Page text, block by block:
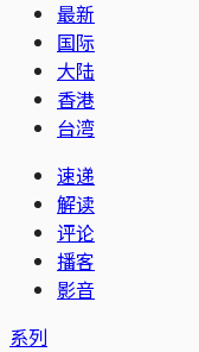
最新
国际
大陆
香港
台湾
速递
解读
评论
播客
影音
系列